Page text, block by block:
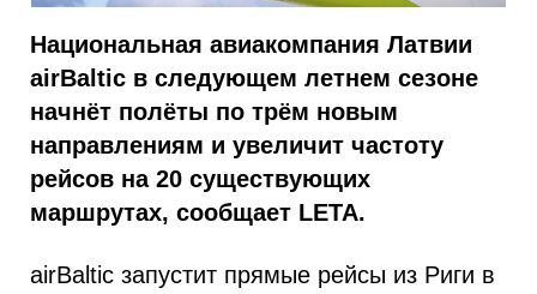
Национальная авиакомпания Латвии
airBaltic в следующем летнем сезоне
начнёт полёты по трём новым
направлениям и увеличит частоту
рейсов на 20 существующих
маршрутах, сообщает LETA.
airBaltic запустит прямые рейсы из Риги в